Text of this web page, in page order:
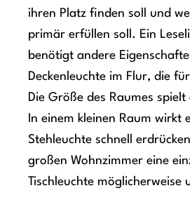
ihren Platz finden soll und
primär erfüllen soll. Ein
benötigt andere
Deckenleuchte im Flur, die
Die Größe des Raumes
In einem kleinen Raum wirkt
Stehleuchte schnell
großen Wohnzimmer eine
Tischleuchte möglicherweise